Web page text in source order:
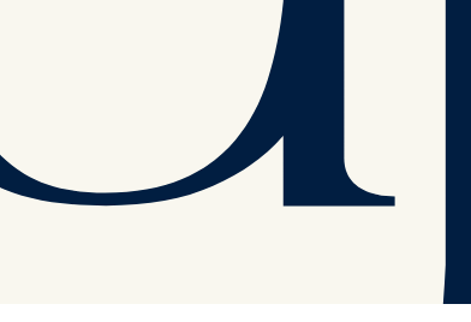
Fläche von 95 Quadratmetern. Mit zwei modernen
Um die charakteristische und prächtige